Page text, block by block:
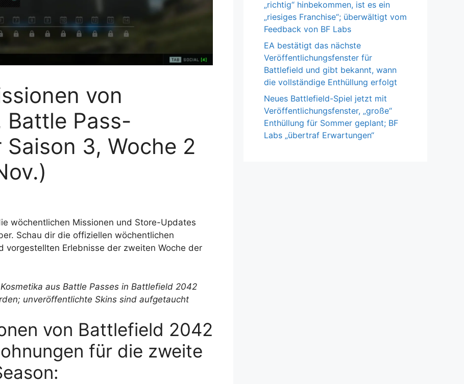
von
Pass-
3, Woche 2
wöchentlichen Missionen und Store-Updates
Schau dir die offiziellen wöchentlichen
vorgestellten Erlebnisse der zweiten Woche der
aus Battle Passes in Battlefield 2042
unveröffentlichte Skins sind aufgetaucht
von Battlefield 2042
für die zweite
„richtig“ hinbekommen, ist es ein
„riesiges Franchise“; überwältigt vom
Feedback von BF Labs
EA bestätigt das nächste
Veröffentlichungsfenster für
Battlefield und gibt bekannt, wann
die vollständige Enthüllung erfolgt
Neues Battlefield-Spiel jetzt mit
Veröffentlichungsfenster, „große“
Enthüllung für Sommer geplant; BF
Labs „übertraf Erwartungen“